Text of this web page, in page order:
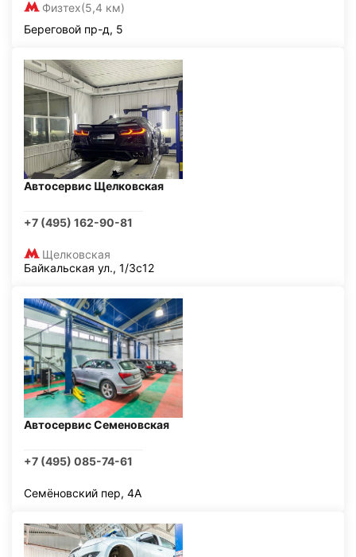
Физтех(5,4 км)
Береговой пр-д, 5
Автосервис Щелковская
+7 (495) 162-90-81
Щелковская
Байкальская ул., 1/3с12
Автосервис Семеновская
+7 (495) 085-74-61
Семёновский пер, 4А